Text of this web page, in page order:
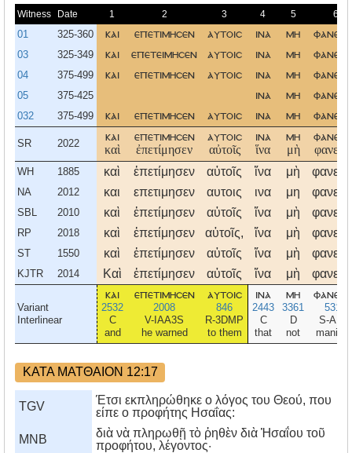
Witness Date 1 2 3 4 5 6
01 325-360 και επετιμησεν αυτοισ ινα μη
03 325-349 και επετειμησεν αυτοισ ινα μη
04 375-499 και επετιμησεν αυτοισ ινα μη
05 375-425 ινα μη
032 375-499 και επετιμησεν αυτοισ ινα μη
SR 2022
και
καὶ
επετιμησεν
ἐπετίμησεν
αυτοισ
αὐτοῖς
ινα
ἵνα
μη
μὴ
WH 1885 καὶ ἐπετίμησεν αὐτοῖς ἵνα μὴ
NA 2012 και επετιμησεν αυτοις ινα μη
SBL 2010 καὶ ἐπετίμησεν αὐτοῖς ἵνα μὴ
RP 2018 καὶ ἐπετίμησεν αὐτοῖς, ἵνα μὴ
ST 1550 καὶ ἐπετίμησεν αὐτοῖς ἵνα μὴ
KJTR 2014 Καὶ ἐπετίμησεν αὐτοῖς ἵνα μὴ
Variant
Interlinear
και
2532
C
and
επετιμησεν
2008
V-IAA3S
he warned
αυτοισ
846
R-3DMP
to them
ινα
2443
C
that
μη
3361
D
not
5318
S-AMS
ΚΑΤΑ ΜΑΤΘΑΙΟΝ 12:17
TGV
Έτσι εκπληρώθηκε ο λόγος του Θεού, που
είπε ο προφήτης Ησαΐας:
MNB
διὰ νὰ πληρωθῇ τὸ ῥηθὲν διὰ Ἡσαΐου τοῦ
προφήτου, λέγοντος·